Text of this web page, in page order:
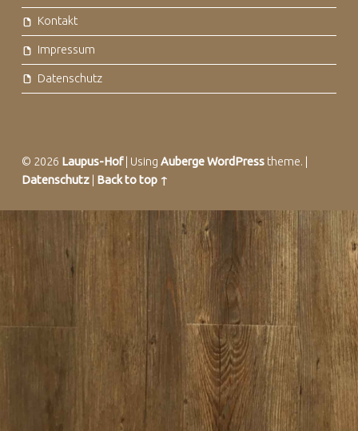
Kontakt
Impressum
Datenschutz
© 2026 Laupus-Hof | Using AubergeWordPresstheme. |
Datenschutz | Back to top ↑